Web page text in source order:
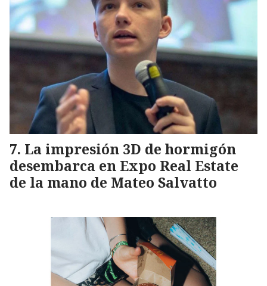
La impresión 3D de hormigón
desembarca en Expo Real Estate
de la mano de Mateo Salvatto